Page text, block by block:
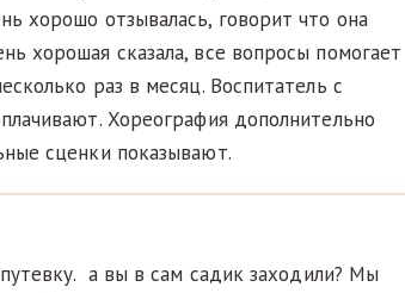
хорошо отзывалась, говорит что она
хорошая сказала, все вопросы помогает
раз в месяц. Воспитатель с
Хореография дополнительно
сценки показывают.
а вы в сам садик заходили? Мы